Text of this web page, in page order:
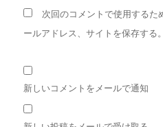
次回のコメントで使用するた
ールアドレス、サイトを保存する。
新しいコメントをメールで通知